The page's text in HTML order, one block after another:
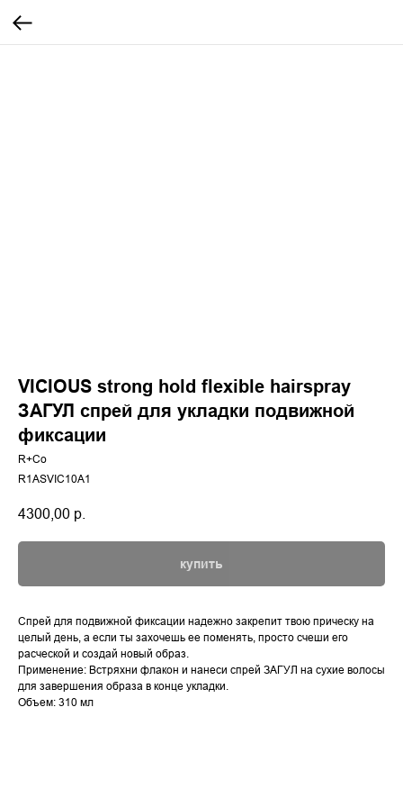
VICIOUS strong hold flexible hairspray
ЗАГУЛ спрей для укладки подвижной
фиксации
R+Co
R1ASVIC10A1
4300,00 р.
купить
Спрей для подвижной фиксации надежно закрепит твою прическу на
целый день, а если ты захочешь ее поменять, просто счеши его
расческой и создай новый образ.
Применение: Встряхни флакон и нанеси спрей ЗАГУЛ на сухие волосы
для завершения образа в конце укладки.
Объем: 310 мл